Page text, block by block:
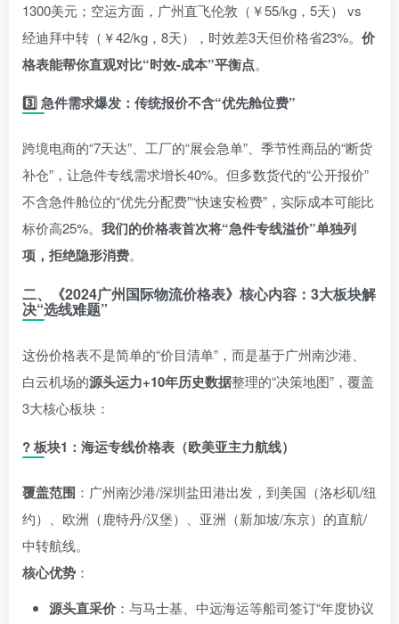
1300美元；空运方面，广州直飞伦敦（￥55/kg，5天） vs
经迪拜中转（￥42/kg，8天），时效差3天但价格省23%。 价
格表能帮你直观对比“时效-成本”平衡点。
3️⃣急件需求爆发：传统报价不含“优先舱位费”
跨境电商的“7天达”、工厂的“展会急单”、季节性商品的“断货
补仓”，让急件专线需求增长40%。但多数货代的“公开报价”
不含急件舱位的“优先分配费”“快速安检费”，实际成本可能比
标价高25%。 我们的价格表首次将“急件专线溢价”单独列
项，拒绝隐形消费。
二、《2024广州国际物流价格表》核心内容：3大板块解
决“选线难题”
这份价格表不是简单的“价目清单”，而是基于广州南沙港、
白云机场的源头运力+10年历史数据整理的“决策地图”，覆盖
3大核心板块：
?板块1：海运专线价格表（欧美亚主力航线）
覆盖范围 ：广州南沙港/深圳盐田港出发，到美国（洛杉矶/纽
约）、欧洲（鹿特丹/汉堡）、亚洲（新加坡/东京）的直航/
中转航线。
核心优势 ：
源头直采价 ：与马士基、中远海运等船司签订“年度协议